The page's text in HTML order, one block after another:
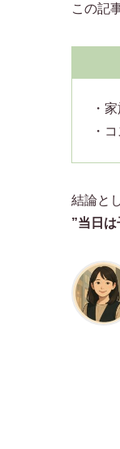
この記
・
・
結論と
”当日